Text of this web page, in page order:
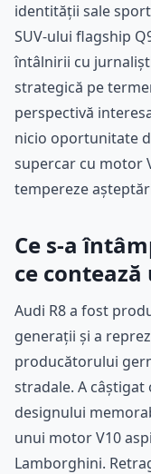
identității sale
SUV-ului flagship
întâlnirii cu
strategică pe
perspectivă
nicio oportunitate
supercar cu motor
tempereze
Ce s-a
ce contează
Audi R8 a fost
generații și a
producătorului
stradale. A
designului
unui motor V10
Lamborghini.